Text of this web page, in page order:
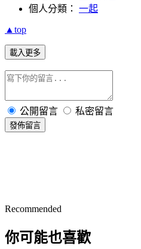
個人分類： 一起
▲top
載入更多
公開留言 私密留言
發佈留言
Recommended
你可能也喜歡